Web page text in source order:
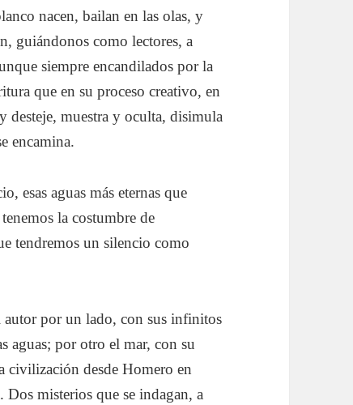
nacen, bailan en las olas, y
guiándonos como lectores, a
siempre encandilados por la
que en su proceso creativo, en
desteje, muestra y oculta, disimula
encamina.
esas aguas más eternas que
la costumbre de
tendremos un silencio como
autor por un lado, con sus infinitos
aguas; por otro el mar, con su
civilización desde Homero en
Dos misterios que se indagan, a